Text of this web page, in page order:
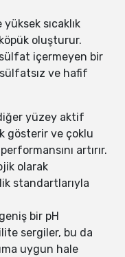
sıcaklık
oluşturur.
içermeyen bir
ve hafif
yüzey aktif
gösterir ve çoklu
artırır.
olarak
standartlarıyla
bir pH
sergiler, bu da
uygun hale